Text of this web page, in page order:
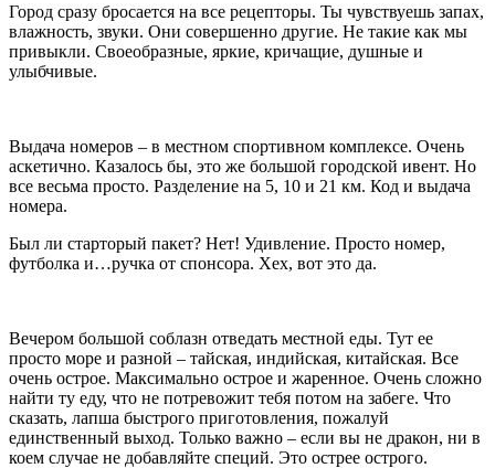
Город сразу бросается на все рецепторы. Ты чувствуешь запах,
влажность, звуки. Они совершенно другие. Не такие как мы
привыкли. Своеобразные, яркие, кричащие, душные и
улыбчивые.
Выдача номеров – в местном спортивном комплексе. Очень
аскетично. Казалось бы, это же большой городской ивент. Но
все весьма просто. Разделение на 5, 10 и 21 км. Код и выдача
номера.
Был ли старторый пакет? Нет! Удивление. Просто номер,
футболка и…ручка от спонсора. Хех, вот это да.
Вечером большой соблазн отведать местной еды. Тут ее
просто море и разной – тайская, индийская, китайская. Все
очень острое. Максимально острое и жаренное. Очень сложно
найти ту еду, что не потревожит тебя потом на забеге. Что
сказать, лапша быстрого приготовления, пожалуй
единственный выход. Только важно – если вы не дракон, ни в
коем случае не добавляйте специй. Это острее острого.